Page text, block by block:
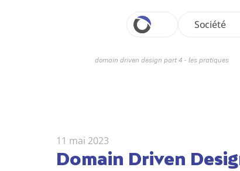
Société
domain driven design part 4 - les pratiques
11 mai 2023
Domain Driven